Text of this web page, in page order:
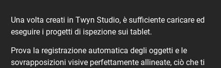
Una volta creati in Twyn Studio, è sufficiente caricare ed
eseguire i progetti di ispezione sui tablet.
Prova la registrazione automatica degli oggetti e le
sovrapposizioni visive perfettamente allineate, ciò che ti